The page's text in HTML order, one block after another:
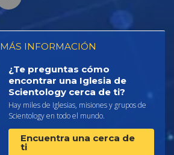
MÁS INFORMACIÓN
¿Te preguntas cómo
encontrar una Iglesia de
Scientology cerca de ti?
Hay miles de Iglesias, misiones y grupos de
Scientology en todo el mundo.
Encuentra una cerca de
ti